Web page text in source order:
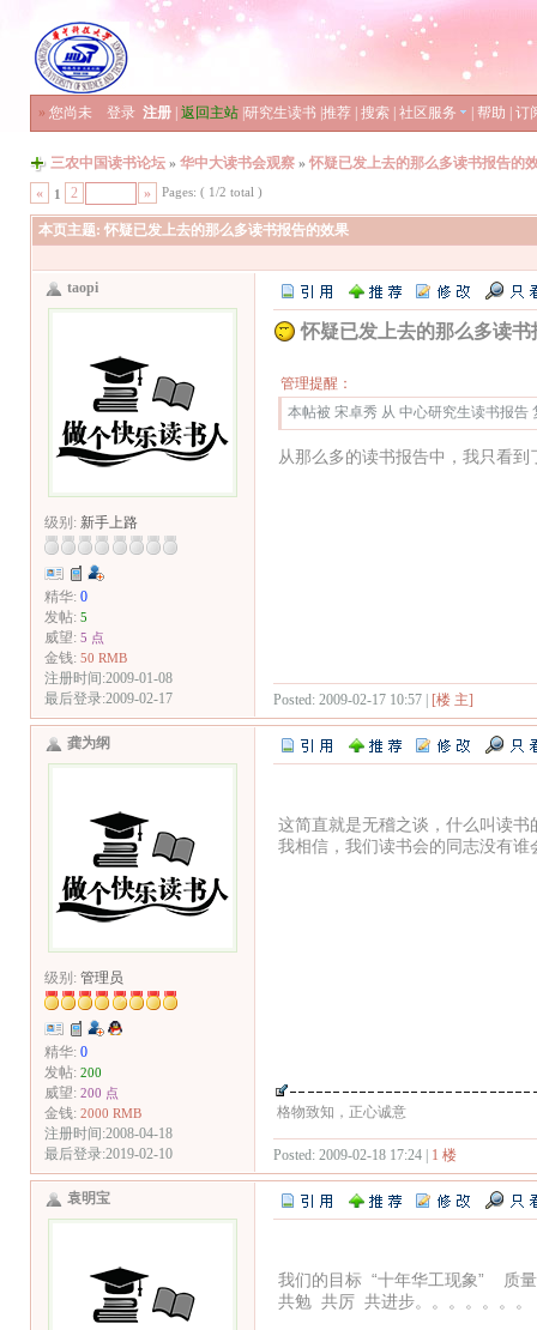
» 您尚未 登录 注册 返回主站 研究生读书 推荐 搜索 社区服务 帮助 订
三农中国读书论坛 » 华中大读书会观察 » 怀疑已发上去的那么多读书报告的
«
1 2 » Pages: ( 1/2 total )
本页主题: 怀疑已发上去的那么多读书报告的效果
taopi
级别: 新手上路
精华: 0
发帖: 5
威望: 5 点
金钱: 50 RMB
注册时间:2009-01-08
最后登录:2009-02-17
怀疑已发上去的那么多读书
管理提醒：
本帖被 宋卓秀 从 中心研究生读书报告
从那么多的读书报告中，我只看
Posted: 2009-02-17 10:57 | [楼 主]
龚为纲
级别: 管理员
精华: 0
发帖: 200
威望: 200 点
金钱: 2000 RMB
注册时间:2008-04-18
最后登录:2019-02-10
这简直就是无稽之谈，什么叫读
我相信，我们读书会的同志没有谁
格物致知，正心诚意
Posted: 2009-02-18 17:24 | 1 楼
袁明宝
我们的目标 “十年华工现象” 质
共勉 共厉 共进步。。。。。。。